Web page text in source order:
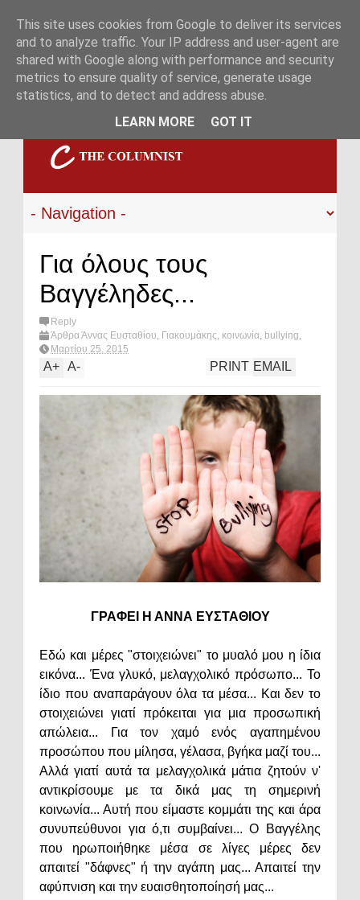
Για όλους τους
Βαγγέληδες...
Reply
Άρθρα Άννας Ευσταθίου, Γιακουμάκης, κοινωνία, bullying,
latest
Μαρτίου 25, 2015
A+ A- EMAIL
PRINT
ΓΡΑΦΕΙ Η ΑΝΝΑ ΕΥΣΤΑΘΙΟΥ
Εδώ και μέρες "στοιχειώνει" το μυαλό μου η ίδια
εικόνα... Ένα γλυκό, μελαγχολικό πρόσωπο... Το
ίδιο που αναπαράγουν όλα τα μέσα... Και δεν το
στοιχειώνει γιατί πρόκειται για μια προσωπική
απώλεια... Για τον χαμό ενός αγαπημένου
προσώπου που μίλησα, γέλασα, βγήκα μαζί του...
Αλλά γιατί αυτά τα μελαγχολικά μάτια ζητούν ν'
αντικρίσουμε με τα δικά μας τη σημερινή
κοινωνία... Αυτή που είμαστε κομμάτι της και άρα
συνυπεύθυνοι για ό,τι συμβαίνει... Ο Βαγγέλης
που ηρωποιήθηκε μέσα σε λίγες μέρες δεν
απαιτεί "δάφνες" ή την αγάπη μας... Απαιτεί την
αφύπνιση και την ευαισθητοποίησή μας...
This site uses cookies from Google to deliver its services
and to analyze traffic. Your IP address and user-agent are
shared with Google along with performance and security
metrics to ensure quality of service, generate usage
statistics, and to detect and address abuse.
LEARN MORE
GOT IT